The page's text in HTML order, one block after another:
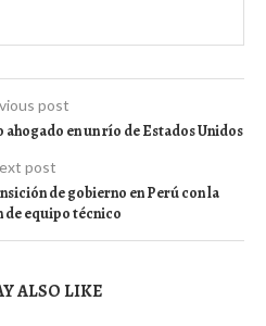
post
en un río de Estados Unidos
post
de gobierno en Perú con la
de equipo técnico
ALSO LIKE